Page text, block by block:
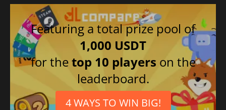
Featuring a total prize pool of
1,000 USDT
for thetop 10 players on the
leaderboard.
4 WAYS TO WIN BIG!